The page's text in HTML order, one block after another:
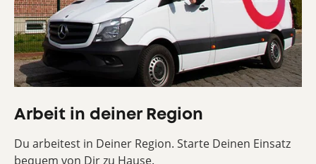
Arbeit in deiner Region
Du arbeitest in Deiner Region. Starte Deinen Einsatz
bequem von Dir zu Hause.